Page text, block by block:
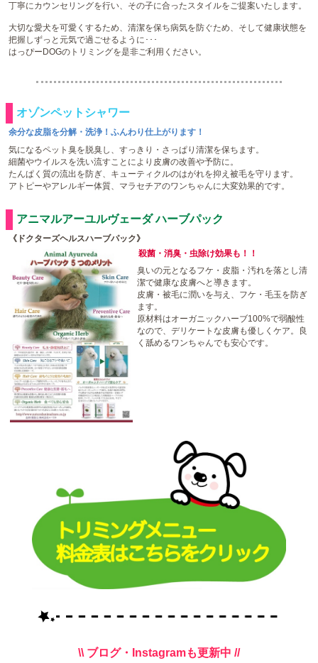
丁寧にカウンセリングを行い、その子に合ったスタイルをご提案いたします。
大切な愛犬を可愛くするため、清潔を保ち病気を防ぐため、そして健康状態を
把握しずっと元気で過ごせるように･･･
はっぴーDOGのトリミングを是非ご利用ください。
オゾンペットシャワー
余分な皮脂を分解・洗浄！ふんわり仕上がります！
気になるペット臭を脱臭し、すっきり・さっぱり清潔を保ちます。
細菌やウイルスを洗い流すことにより皮膚の改善や予防に。
たんぱく質の流出を防ぎ、キューティクルのはがれを抑え被毛を守ります。
アトピーやアレルギー体質、マラセチアのワンちゃんに大変効果的です。
アニマルアーユルヴェーダ ハーブパック
《ドクターズヘルスハーブパック》
殺菌・消臭・虫除け効果も！！
臭いの元となるフケ・皮脂・汚れを落とし清
潔で健康な皮膚へと導きます。
皮膚・被毛に潤いを与え、フケ・毛玉を防ぎ
ます。
原材料はオーガニックハーブ100%で弱酸性
なので、デリケートな皮膚も優しくケア。良
く舐めるワンちゃんでも安心です。
\\ ブログ・Instagramも更新中 //